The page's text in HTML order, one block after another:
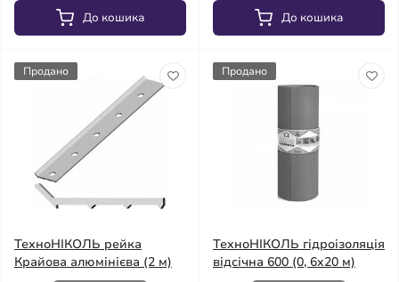
До кошика До кошика
Продано
ТехноНІКОЛЬ рейка
Крайова алюмінієва (2 м)
Продано
ТехноНІКОЛЬ гідроізоляція
відсічна 600 (0, 6x20 м)